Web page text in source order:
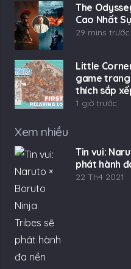
The
Cao Nhất
29 mins trước
Little
game
thích sắp
1 giờ trước
Xem nhiều
Tin vui:
phát hành
22 Th4 2021